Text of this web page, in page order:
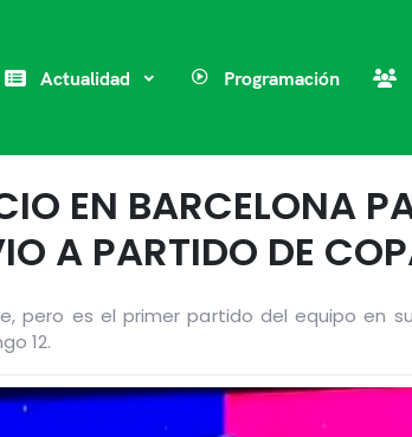
Actualidad Programación
EN BARCELONA
A PARTIDO DE
pero es el primer partido del equipo en
12.